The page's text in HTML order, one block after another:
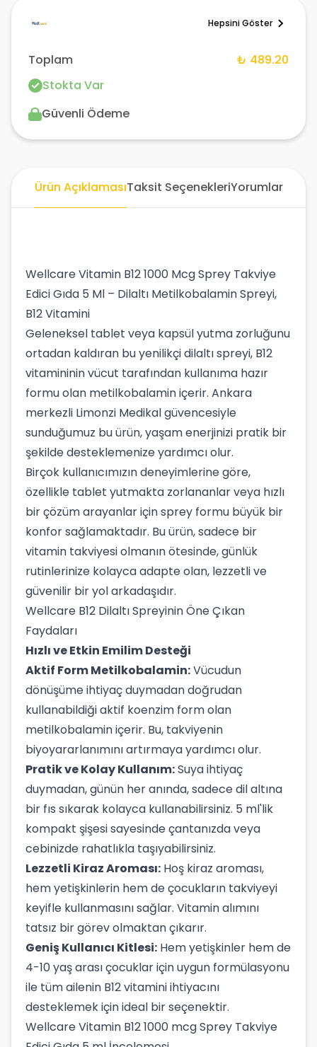
Hepsini Göster
Toplam
₺ 489.20
Stokta Var
Güvenli Ödeme
Ürün AçıklamasıTaksit SeçenekleriYorumlar
Wellcare Vitamin B12 1000 Mcg Sprey Takviye
Edici Gıda 5 Ml – Dilaltı Metilkobalamin Spreyi,
B12 Vitamini
Geleneksel tablet veya kapsül yutma zorluğunu
ortadan kaldıran bu yenilikçi dilaltı spreyi, B12
vitamininin vücut tarafından kullanıma hazır
formu olan metilkobalamin içerir. Ankara
merkezli Limonzi Medikal güvencesiyle
sunduğumuz bu ürün, yaşam enerjinizi pratik bir
şekilde desteklemenize yardımcı olur.
Birçok kullanıcımızın deneyimlerine göre,
özellikle tablet yutmakta zorlananlar veya hızlı
bir çözüm arayanlar için sprey formu büyük bir
konfor sağlamaktadır. Bu ürün, sadece bir
vitamin takviyesi olmanın ötesinde, günlük
rutinlerinize kolayca adapte olan, lezzetli ve
güvenilir bir yol arkadaşıdır.
Wellcare B12 Dilaltı Spreyinin Öne Çıkan
Faydaları
Hızlı ve Etkin Emilim Desteği
Aktif Form Metilkobalamin:Vücudun
dönüşüme ihtiyaç duymadan doğrudan
kullanabildiği aktif koenzim form olan
metilkobalamin içerir. Bu, takviyenin
biyoyararlanımını artırmaya yardımcı olur.
Pratik ve Kolay Kullanım:Suya ihtiyaç
duymadan, günün her anında, sadece dil altına
bir fıs sıkarak kolayca kullanabilirsiniz. 5 ml'lik
kompakt şişesi sayesinde çantanızda veya
cebinizde rahatlıkla taşıyabilirsiniz.
Lezzetli Kiraz Aroması: Hoş kiraz aroması,
hem yetişkinlerin hem de çocukların takviyeyi
keyifle kullanmasını sağlar. Vitamin alımını
tatsız bir görev olmaktan çıkarır.
Geniş Kullanıcı Kitlesi: Hem yetişkinler hem de
4-10 yaş arası çocuklar için uygun formülasyonu
ile tüm ailenin B12 vitamini ihtiyacını
desteklemek için ideal bir seçenektir.
Wellcare Vitamin B12 1000 mcg Sprey Takviye